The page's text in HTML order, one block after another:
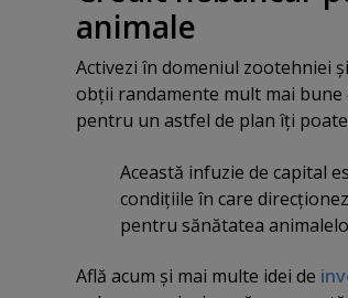
animale
Activezi în domeniul zootehniei
obţii randamente mult mai
pentru un astfel de plan îţi
Această infuzie de capital
condiţiile în care
pentru sănătatea
Află acum şi mai multe idei de